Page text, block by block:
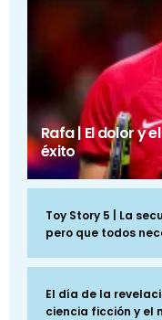
Rafa | El dolor y
éxito
Toy Story 5 | La
pero que todos
El día de la
ciencia ficción y el